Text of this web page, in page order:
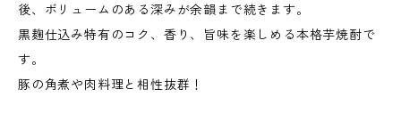
後、ボリュームのある深みが余韻まで続きます。
黒麹仕込み特有のコク、香り、旨味を楽しめる本格芋焼酎で
す。
豚の角煮や肉料理と相性抜群！